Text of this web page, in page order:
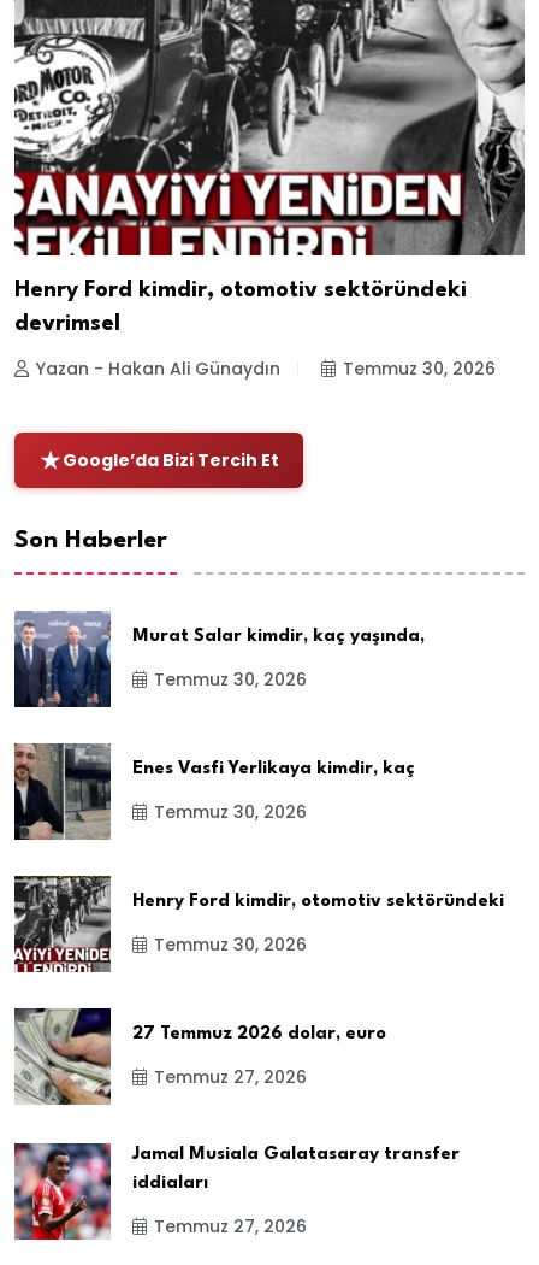
Henry Ford kimdir, otomotiv sektöründeki
devrimsel
Yazan - Hakan Ali Günaydın Temmuz 30, 2026
Google’da Bizi Tercih Et
Son Haberler
Murat Salar kimdir, kaç yaşında,
Temmuz 30, 2026
Enes Vasfi Yerlikaya kimdir, kaç
Temmuz 30, 2026
Henry Ford kimdir, otomotiv sektöründeki
Temmuz 30, 2026
27 Temmuz 2026 dolar, euro
Temmuz 27, 2026
Jamal Musiala Galatasaray transfer
iddiaları
Temmuz 27, 2026